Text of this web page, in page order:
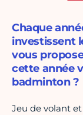
Chaque
investissent
vous
cette année
badminton ?
Jeu de volant